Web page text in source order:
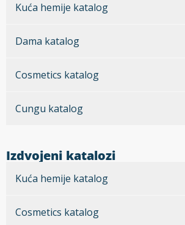
Kuća hemije katalog
Dama katalog
Cosmetics katalog
Cungu katalog
Izdvojeni katalozi
Kuća hemije katalog
Cosmetics katalog